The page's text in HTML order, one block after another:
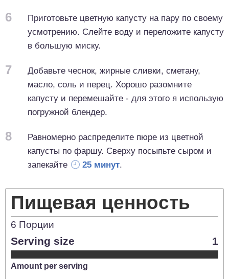
6
Приготовьте цветную капусту на пару по своему
усмотрению. Слейте воду и переложите капусту
в большую миску.
7
Добавьте чеснок, жирные сливки, сметану,
масло, соль и перец. Хорошо разомните
капусту и перемешайте - для этого я использую
погружной блендер.
8
Равномерно распределите пюре из цветной
капусты по фаршу. Сверху посыпьте сыром и
запекайте
25 минут.
Пищевая ценность
6 Порции
Serving size 1
Amount per serving